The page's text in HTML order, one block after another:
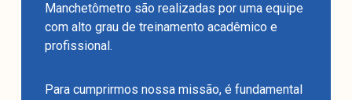
Manchetômetro são realizadas por uma equipe
com alto grau de treinamento acadêmico e
profissional.
Para cumprirmos nossa missão, é fundamental